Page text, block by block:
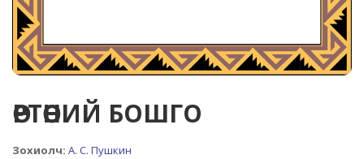
ӨРТӨӨНИЙ БОШГО
Зохиолч: А. С. Пушкин